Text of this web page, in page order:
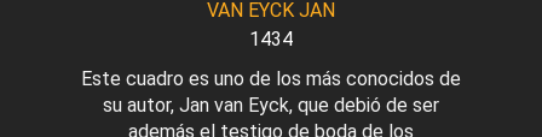
VAN EYCK JAN
1434
Este cuadro es uno de los más conocidos de
su autor, Jan van Eyck, que debió de ser
además el testigo de boda de los